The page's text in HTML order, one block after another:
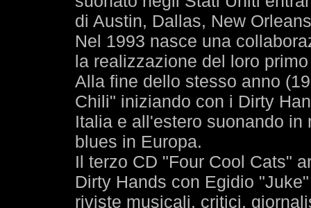
di Austin, Dallas, New
Nel 1993 nasce una
la realizzazione del loro
Alla fine dello stesso anno
Chili" iniziando con i Dirty
Italia e all'estero suonando
blues in Europa.
Il terzo CD "Four Cool Cats"
Dirty Hands con Egidio
riviste musicali, critici,